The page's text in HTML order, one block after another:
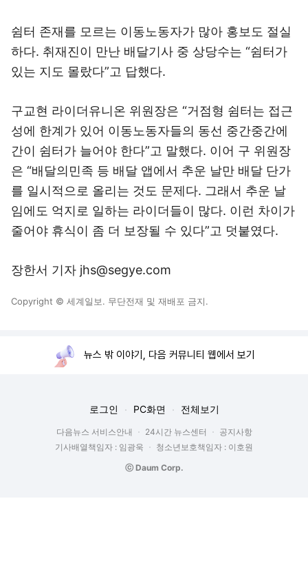
쉼터 존재를 모르는 이동노동자가 많아 홍보도 절실
하다. 취재진이 만난 배달기사 중 상당수는 “쉼터가
있는 지도 몰랐다”고 답했다.
구교현 라이더유니온 위원장은 “거점형 쉼터는 접근
성에 한계가 있어 이동노동자들의 동선 중간중간에
간이 쉼터가 늘어야 한다”고 말했다. 이어 구 위원장
은 “배달의민족 등 배달 앱에서 추운 날만 배달 단가
를 일시적으로 올리는 것도 문제다. 그래서 추운 날
임에도 억지로 일하는 라이더들이 많다. 이런 차이가
줄어야 휴식이 좀 더 보장될 수 있다”고 덧붙였다.
장한서 기자 jhs@segye.com
Copyright © 세계일보. 무단전재 및 재배포 금지.
뉴스 밖 이야기, 다음 커뮤니티 웹에서 보기
로그인 PC화면 전체보기
다음뉴스 서비스안내 24시간 뉴스센터
공지사항
기사배열책임자 : 임광욱
청소년보호책임자 : 이호원
ⓒ Daum Corp.